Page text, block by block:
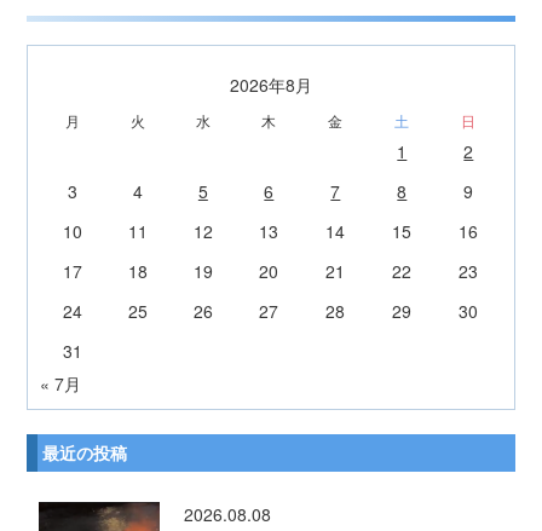
2026年8月
月 火 水 木 金 土 日
1
2
3
4 5 6 7 8
9
10
11 12 13 14 15
16
17
18 19 20 21 22
23
24
25 26 27 28 29
30
31
« 7月
最近の投稿
2026.08.08